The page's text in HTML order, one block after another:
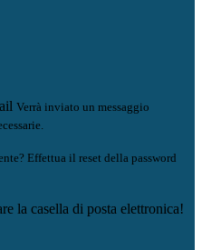
Verrà inviato un messaggio
Effettua il reset della password
la casella di posta elettronica!